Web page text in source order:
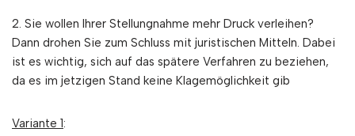
2. Sie wollen Ihrer Stellungnahme mehr Druck verleihen?
Dann drohen Sie zum Schluss mit juristischen Mitteln. Dabei
ist es wichtig, sich auf das spätere Verfahren zu beziehen,
da es im jetzigen Stand keine Klagemöglichkeit gib
Variante 1: